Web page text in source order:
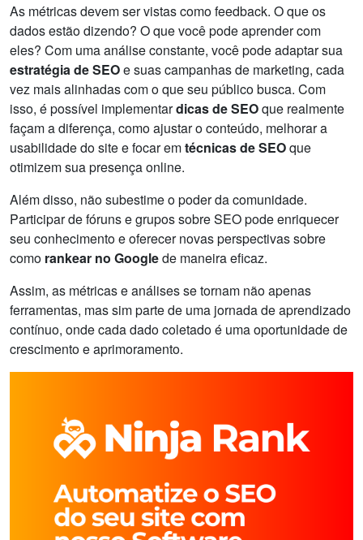
As métricas devem ser vistas como feedback. O que os
dados estão dizendo? O que você pode aprender com
eles? Com uma análise constante, você pode adaptar sua
estratégia de SEOe suas campanhas de marketing, cada
vez mais alinhadas com o que seu público busca. Com
isso, é possível implementardicas de SEOque realmente
façam a diferença, como ajustar o conteúdo, melhorar a
usabilidade do site e focar emtécnicas de SEOque
otimizem sua presença online.
Além disso, não subestime o poder da comunidade.
Participar de fóruns e grupos sobre SEO pode enriquecer
seu conhecimento e oferecer novas perspectivas sobre
como rankear no Googlede maneira eficaz.
Assim, as métricas e análises se tornam não apenas
ferramentas, mas sim parte de uma jornada de aprendizado
contínuo, onde cada dado coletado é uma oportunidade de
crescimento e aprimoramento.